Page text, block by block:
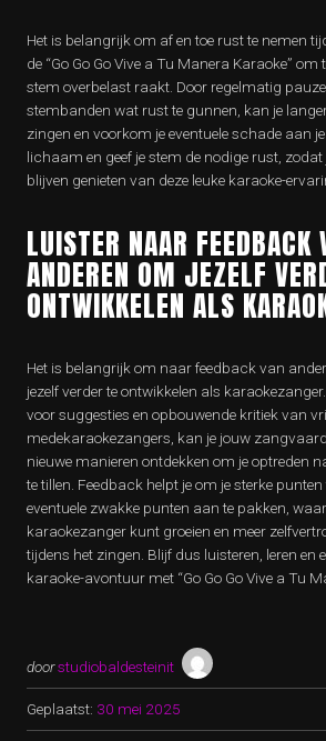
Het is belangrijk om af en toe rust te nemen
de “Go Go Go Vive a Tu Manera Karaoke”
stem overbelast raakt. Door regelmatig
stembanden wat rust te gunnen, kan je
zingen en voorkom je eventuele schade aan
lichaam en geef je stem de nodige rust,
blijven genieten van deze leuke karaoke-
LUISTER NAAR FEEDBACK
ANDEREN OM JEZELF
ONTWIKKELEN ALS
Het is belangrijk om naar feedback van
jezelf verder te ontwikkelen als
voor suggesties en opbouwende kritiek van
medekaraokezangers, kan je jouw
nieuwe manieren ontdekken om je optreden
te tillen. Feedback helpt je om je sterke
eventuele zwakke punten aan te pakken,
karaokezanger kunt groeien en meer
tijdens het zingen. Blijf dus luisteren, leren en
karaoke-avontuur met “Go Go Go Vive a Tu
doorstudiobaldesteinit
Geplaatst: 30 mei 2025